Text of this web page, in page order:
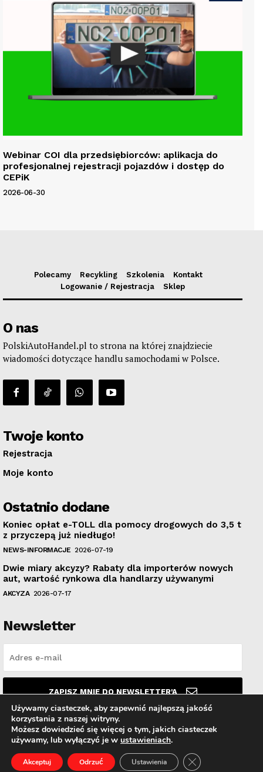
Webinar COI dla przedsiębiorców: aplikacja do
profesjonalnej rejestracji pojazdów i dostęp do
CEPiK
2026-06-30
Polecamy Recykling Szkolenia
Kontakt
Logowanie / Rejestracja
Sklep
O nas
PolskiAutoHandel.pl to strona na której znajdziecie
wiadomości dotyczące handlu samochodami w Polsce.
Twoje konto
Rejestracja
Moje konto
Ostatnio dodane
Koniec opłat e-TOLL dla pomocy drogowych do 3,5 t
z przyczepą już niedługo!
NEWS-INFORMACJE 2026-07-19
Dwie miary akcyzy? Rabaty dla importerów nowych
aut, wartość rynkowa dla handlarzy używanymi
AKCYZA 2026-07-17
Newsletter
ZAPISZ MNIE DO NEWSLETTER'A
Przeczytałem i akceptujęPolitykę prywatności
© PolskiAutoHandel.pl
Używamy ciasteczek, aby zapewnić najlepszą jakość
korzystania z naszej witryny.
Możesz dowiedzieć się więcej o tym, jakich ciasteczek
używamy, lub wyłączyć je w ustawieniach.
Akceptuj Odrzuć Ustawienia Zamknij panel